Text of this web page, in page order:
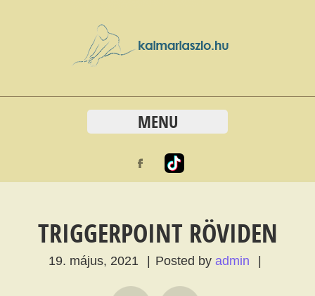
MENU
TRIGGERPOINT RÖVIDEN
19. május, 2021 Posted by admin